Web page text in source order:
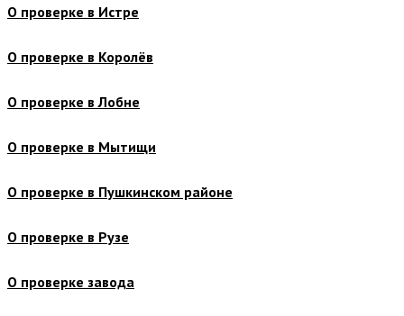
О проверке в Истре
О проверке в Королёв
О проверке в Лобне
О проверке в Мытищи
О проверке в Пушкинском районе
О проверке в Рузе
О проверке завода